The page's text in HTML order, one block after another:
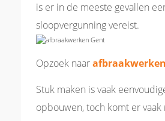
is er in de meeste gevallen
sloopvergunning vereist.
Opzoek naar
Stuk maken is vaak
opbouwen, toch komt er